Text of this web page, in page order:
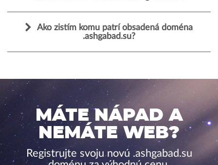
Ako zistím komu patrí obsadená doména
.ashgabad.su?
MÁTE NÁPAD A
NEMÁTE WEB?
Registrujte svoju novú .ashgabad.su